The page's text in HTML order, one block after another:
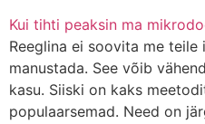
Kui tihti peaksin ma
Reeglina ei soovita me
manustada. See võib
kasu. Siiski on kaks
populaarsemad. Need on